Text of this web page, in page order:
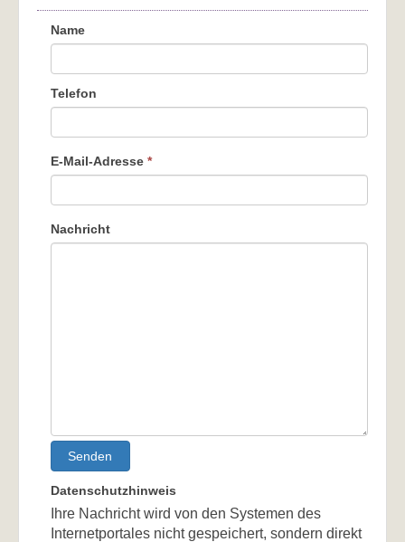
Name
Telefon
E-Mail-Adresse *
Nachricht
Senden
Datenschutzhinweis
Ihre Nachricht wird von den Systemen des
Internetportales nicht gespeichert, sondern direkt